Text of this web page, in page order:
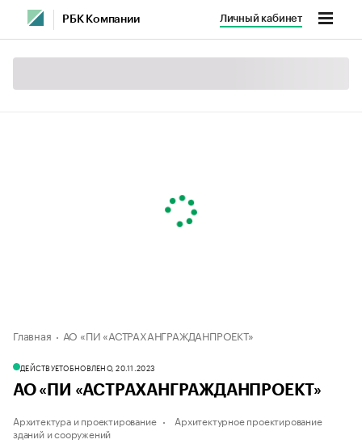
РБК Компании Личный кабинет
Главная АО «ПИ «АСТРАХАНГРАЖДАНПРОЕКТ»
ДЕЙСТВУЕТОБНОВЛЕНО, 20.11.2023
АО «ПИ «АСТРАХАНГРАЖДАНПРОЕКТ»
Архитектура и проектирование
Архитектурное проектирование
зданий и сооружений